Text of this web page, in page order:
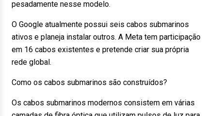
pesadamente nesse modelo.
O Google atualmente possui seis cabos submarinos
ativos e planeja instalar outros. A Meta tem participação
em 16 cabos existentes e pretende criar sua própria
rede global.
Como os cabos submarinos são construídos?
Os cabos submarinos modernos consistem em várias